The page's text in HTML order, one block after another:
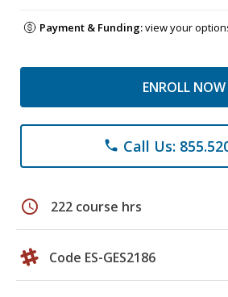
Payment & Funding:view your
ENROLL NOW
phone Call Us:
schedule 222 course hrs
Code ES-GES2186